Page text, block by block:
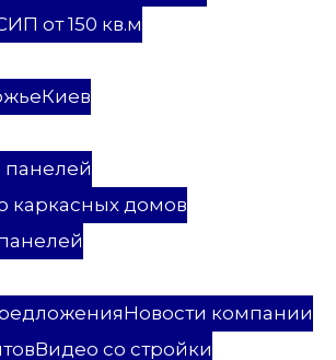
от 150 кв.м
Киев
каркасных домов
Новости компании
Видео со стройки